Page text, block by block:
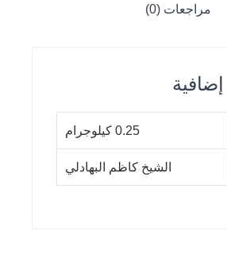
مراجعات (0)
0.25 كيلوجرام
الشيخ كاظم البهادلي